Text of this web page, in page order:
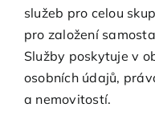
služeb pro celou
pro založení
Služby poskytuje v
osobních údajů,
a nemovitostí.